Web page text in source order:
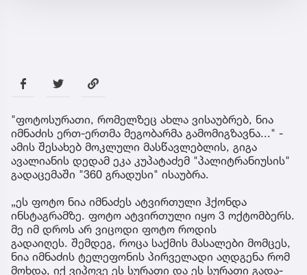
"ფოტოსურათი, რომელზეც ახლა ვისაუბრებ, ნია
იმნაძის ერთ-ერთმა მეგობარმა გამომიგზავნა..." -
ამის შესახებ მოკლული მასწავლებლის, გიგა
ავალიანის დედამ ეკა კუპატაძემ "პალიტრანიუსის"
გადაცემაში "360 გრადუსი" ისაუბრა.
„ეს ფოტო ნია იმნაძეს ატვირთული ჰქონდა
ინსტაგრამზე. ფოტო ატვირთული იყო 3 ოქტომბერს.
მე იმ დროს არ ვიცოდი ფოტო როდის
გადაიღეს. შემ­დეგ, როცა საქ­მის მა­სა­ლე­ბი მომ­ცეს,
ნია იმ­ნა­ძის ტე­ლე­ფო­ნის პირ­ვე­ლა­დი აღ­დგე­ნა რომ
მოხ­და, იქ ვი­პო­ვე ეს სუ­რა­თი და ეს სუ­რა­თი გა­და­